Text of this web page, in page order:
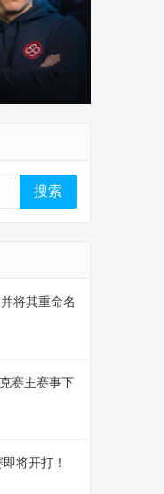
搜索
将其重命名
赛主赛事下
将开打！